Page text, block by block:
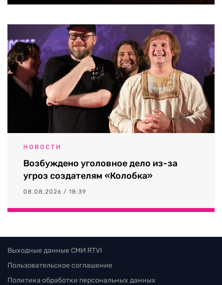
НОВОСТИ
Возбуждено уголовное дело из-за
угроз создателям «Колобка»
08.08.2026 / 18:39
Выходные данные СМИ RTVI
Пользовательское соглашение
Политика обработки персональных данных